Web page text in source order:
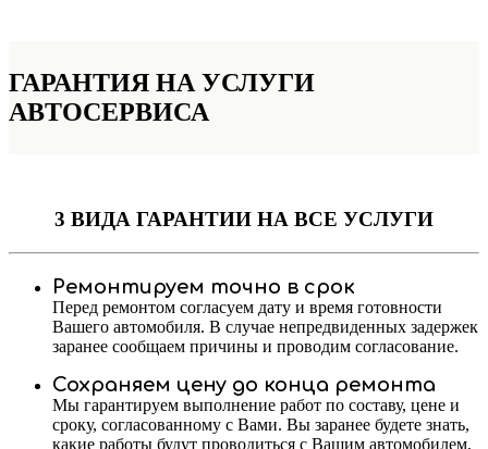
ГАРАНТИЯ НА УСЛУГИ
АВТОСЕРВИСА
3 ВИДА ГАРАНТИИ НА ВСЕ УСЛУГИ
Ремонтируем точно в срок
Перед ремонтом согласуем дату и время готовности
Вашего автомобиля. В случае непредвиденных задержек
заранее сообщаем причины и проводим согласование.
Сохраняем цену до конца ремонта
Мы гарантируем выполнение работ по составу, цене и
сроку, согласованному с Вами. Вы заранее будете знать,
какие работы будут проводиться с Вашим автомобилем,